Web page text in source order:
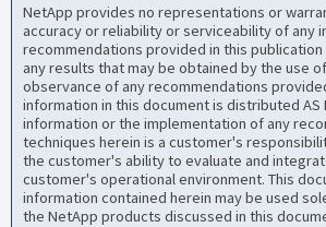
NetApp provides no representations or
accuracy or reliability or serviceability of any
recommendations provided in this
any results that may be obtained by the use
observance of any recommendations
information in this document is distributed AS
information or the implementation of any
techniques herein is a customer's
the customer's ability to evaluate and
customer's operational environment. This
information contained herein may be used
the NetApp products discussed in this